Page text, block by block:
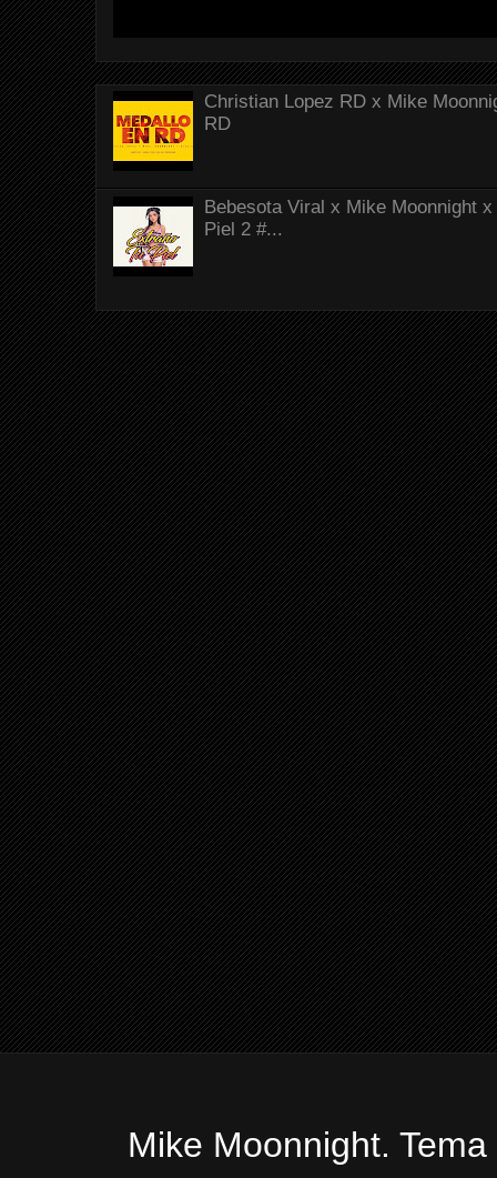
Christian Lopez RD x Mike
RD
Bebesota Viral x Mike Moonnight
Piel 2 #...
Mike Moonnight.